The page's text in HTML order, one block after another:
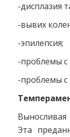
-дисплазия
-вывих
-эпилепсия;
-проблемы с
-проблемы с
Эта